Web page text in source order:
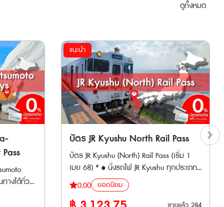
ดูทั้งหมด
ส้นทางแอ
แนะนำ
บัตร JR Kyushu North Rail Pass
บัตร JR Kyushu (North) Rail Pass (เริ่ม 1
เมย 68) * • นั่งรถไฟ JR Kyushu ทุกประเภท
รวมถึงชินคันเซ็นในแถบคิวชูตอนเหนือได้ไม่
จำกัดรอบ ตลอดระยะเวลา 3 หรือ 5 วัน
ติดต่อกัน • เมืองท่องเที่ยวที่สามารถเดินทาง
0.00 ยอดนิยม